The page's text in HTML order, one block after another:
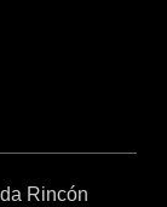
Rincón